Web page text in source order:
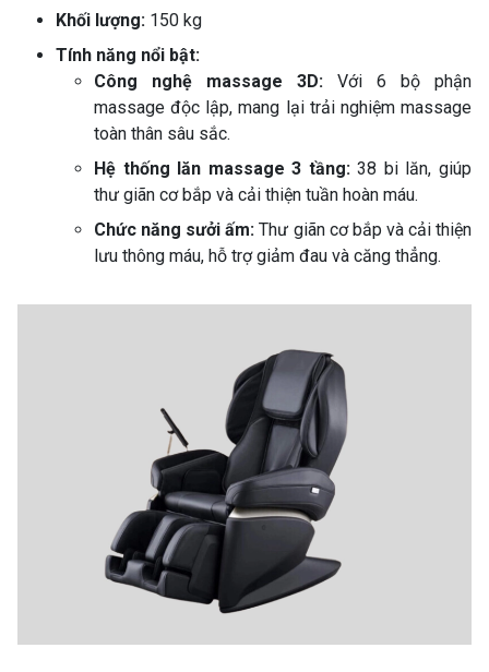
Khối lượng: 150 kg
Tính năng nổi bật:
Công nghệ massage 3D: Với 6 bộ phận
massage độc lập, mang lại trải nghiệm massage
toàn thân sâu sắc.
Hệ thống lăn massage 3 tầng:38 bi lăn, giúp
thư giãn cơ bắp và cải thiện tuần hoàn máu.
Chức năng sưởi ấm: Thư giãn cơ bắp và cải thiện
lưu thông máu, hỗ trợ giảm đau và căng thẳng.